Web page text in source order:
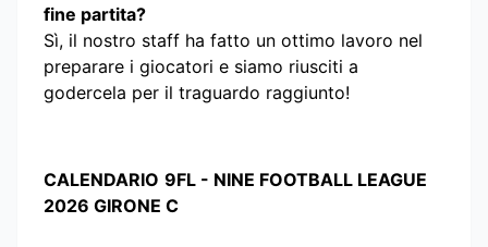
fine partita?
Sì, il nostro staff ha fatto un ottimo lavoro nel
preparare i giocatori e siamo riusciti a
godercela per il traguardo raggiunto!
CALENDARIO 9FL - NINE FOOTBALL LEAGUE
2026 GIRONE C